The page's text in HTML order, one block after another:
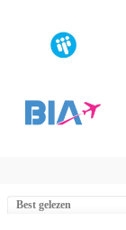
Best gelezen